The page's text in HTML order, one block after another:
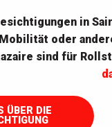
in
oder
sind für
ÜBER DIE